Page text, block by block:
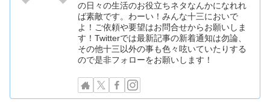
の日々の生活のお役立ちネタなんかになれれ
ば素敵です。わーい！みんな十三においで
よ！ご依頼や要望はお問合せからお願いしま
す！Twitterでは最新記事の新着通知は勿論、
その他十三以外の事も色々呟いていたりする
ので是非フォローをお願いします！